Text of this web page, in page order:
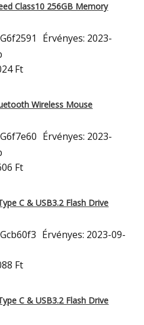
Class10 256GB Memory
Érvényes: 2023-
Ft
Wireless Mouse
Érvényes: 2023-
Ft
C & USB3.2 Flash Drive
Érvényes: 2023-09-
Ft
C & USB3.2 Flash Drive